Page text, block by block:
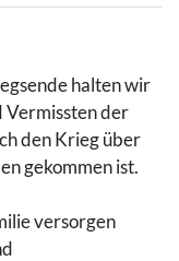
halten wir
Vermissten der
den Krieg über
gekommen ist.
versorgen